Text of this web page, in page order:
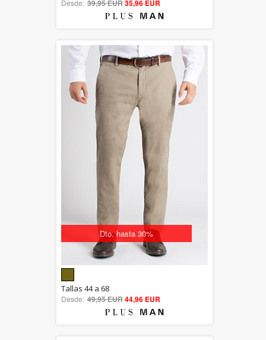
out of 5
Desde: 39,95 EUR35,96 EUR
Dto. hasta 30%
out of 5
Tallas 44 a 68
Desde: 49,95 EUR44,96 EUR